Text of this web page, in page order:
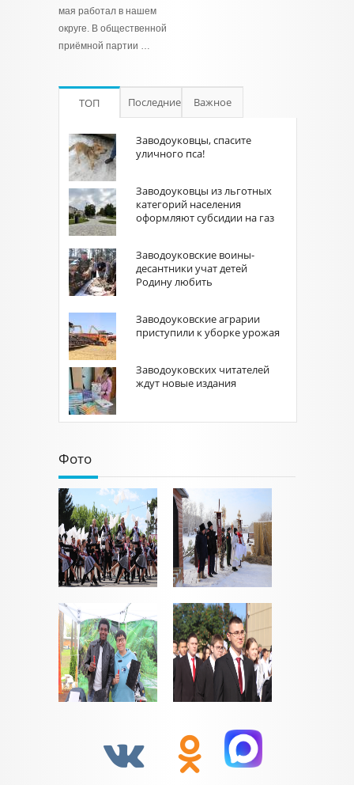
мая работал в нашем
округе. В общественной
приёмной партии …
ТОП Последние Важное
Заводоуковцы, спасите
уличного пса!
Заводоуковцы из льготных
категорий населения
оформляют субсидии на газ
Заводоуковские воины-
десантники учат детей
Родину любить
Заводоуковские аграрии
приступили к уборке урожая
Заводоуковских читателей
ждут новые издания
Фото